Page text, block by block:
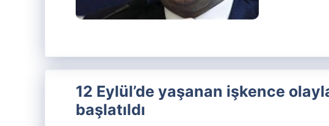
12 Eylül’de yaşanan işkence
başlatıldı